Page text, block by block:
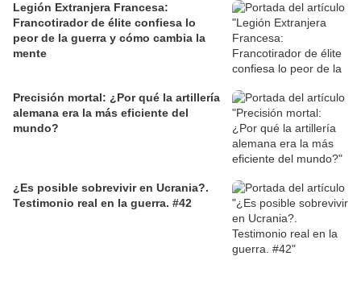
Legión Extranjera Francesa:
Francotirador de élite confiesa lo
peor de la guerra y cómo cambia la
mente
Precisión mortal: ¿Por qué la artillería
alemana era la más eficiente del
mundo?
¿Es posible sobrevivir en Ucrania?.
Testimonio real en la guerra. #42